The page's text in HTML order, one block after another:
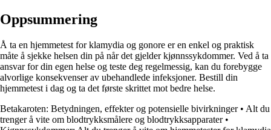
Oppsummering
Å ta en hjemmetest for klamydia og gonore er en enkel og praktisk
måte å sjekke helsen din på når det gjelder kjønnssykdommer. Ved å ta
ansvar for din egen helse og teste deg regelmessig, kan du forebygge
alvorlige konsekvenser av ubehandlede infeksjoner. Bestill din
hjemmetest i dag og ta det første skrittet mot bedre helse.
Betakaroten: Betydningen, effekter og potensielle bivirkninger• Alt du
trenger å vite om blodtrykksmålere og blodtrykksapparater•